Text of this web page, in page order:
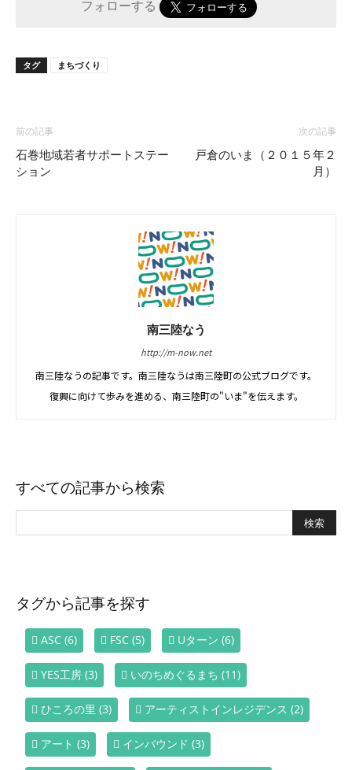
フォローする
タグ まちづくり
前の記事
石巻地域若者サポートステー
ション
次の記事
戸倉のいま（２０１５年２
月）
南三陸なう
http://m-now.net
南三陸なうの記事です。南三陸なうは南三陸町の公式ブログです。
復興に向けて歩みを進める、南三陸町の"いま"を伝えます。
すべての記事から検索
タグから記事を探す
ASC (6) FSC (5) Uターン (6)
YES工房 (3) いのちめぐるまち (11)
ひころの里 (3) アーティストインレジデンス (2)
アート (3) インバウンド (3)